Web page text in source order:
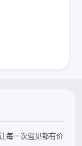
每一次遇见都有价